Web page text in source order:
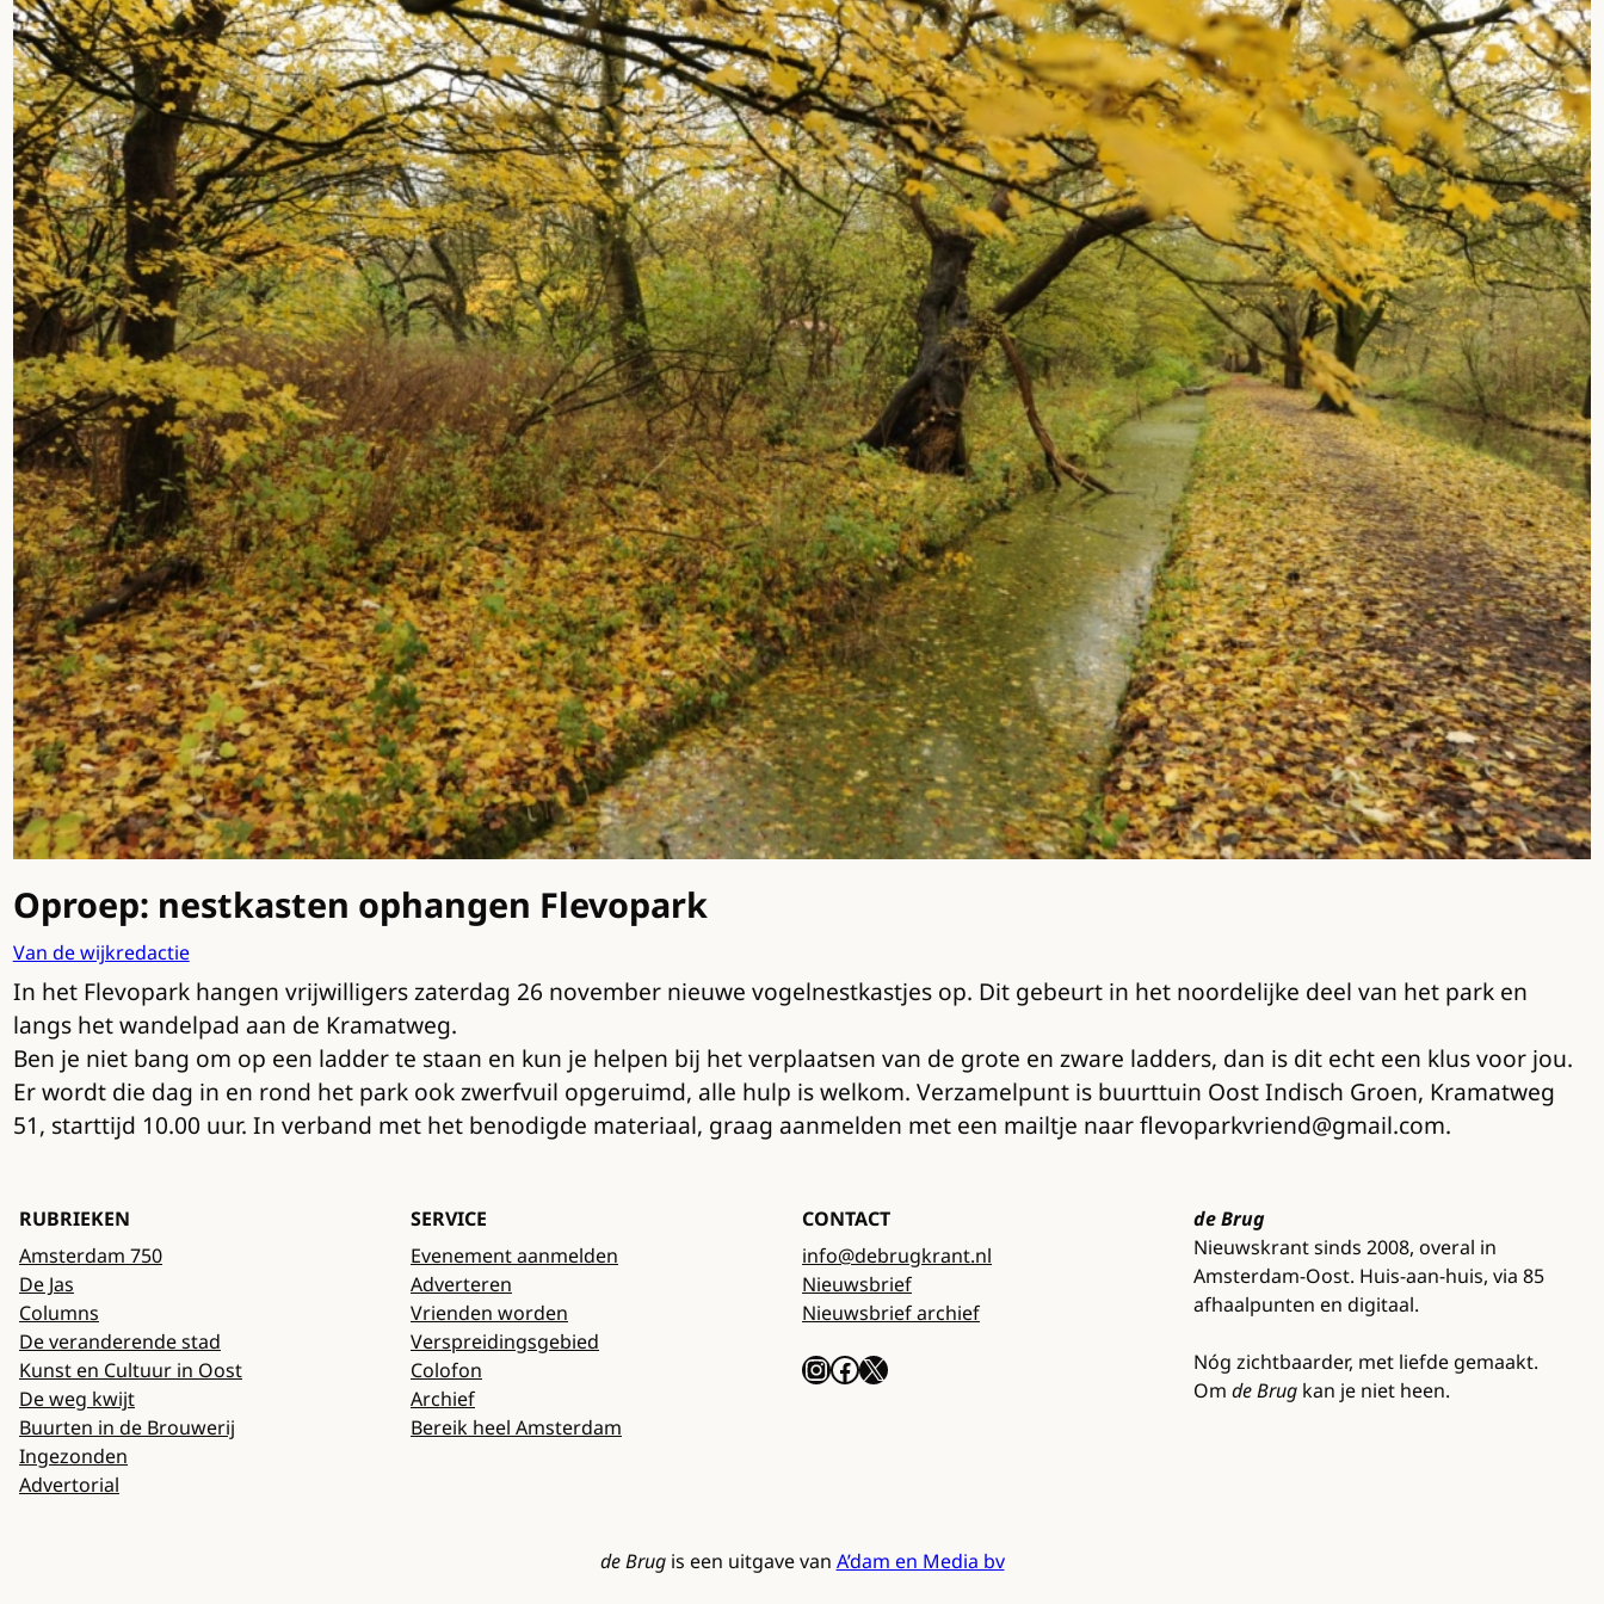
Oproep: nestkasten ophangen Flevopark
Van de wijkredactie
In het Flevopark hangen vrijwilligers zaterdag 26 november nieuwe vogelnestkastjes op. Dit gebeurt in het noordelijke deel van het park en
langs het wandelpad aan de Kramatweg.
Ben je niet bang om op een ladder te staan en kun je helpen bij het verplaatsen van de grote en zware ladders, dan is dit echt een klus voor jou.
Er wordt die dag in en rond het park ook zwerfvuil opgeruimd, alle hulp is welkom. Verzamelpunt is buurttuin Oost Indisch Groen, Kramatweg
51, starttijd 10.00 uur. In verband met het benodigde materiaal, graag aanmelden met een mailtje naar flevoparkvriend@gmail.com.
RUBRIEKEN
Amsterdam 750
De Jas
Columns
De veranderende stad
Kunst en Cultuur in Oost
De weg kwijt
Buurten in de Brouwerij
Ingezonden
Advertorial
SERVICE
Evenement aanmelden
Adverteren
Vrienden worden
Verspreidingsgebied
Colofon
Archief
Bereik heel Amsterdam
CONTACT
info@debrugkrant.nl
Nieuwsbrief
Nieuwsbrief archief
InstagramFacebook X
de Brug
Nieuwskrant sinds 2008, overal in
Amsterdam-Oost. Huis-aan-huis, via 85
afhaalpunten en digitaal.
Nóg zichtbaarder, met liefde gemaakt.
Om de Brug kan je niet heen.
de Brug is een uitgave van A’dam en Media bv